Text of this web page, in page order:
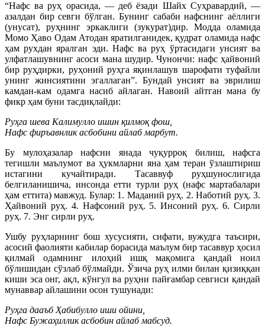
“Нафс ва руҳ орасида, — деб ёзади Шайх Суҳравардий, —
азалдан бир севги бўлган. Бунинг сабаби нафснинг аёллиги
(унусат), руҳнинг эркаклиги (зукурат)дир. Модда оламида
Момо Ҳаво Одам Атодан яратилганидек, қудрат оламида нафс
ҳам рухдан яралган эди. Нафс ва руҳ ўртасидаги унсият ва
улфатлашувнинг асоси мана шудир. Чунончи: нафс ҳайвоний
бир руҳдирки, руҳоний руҳга яқинлашув шарофати туфайли
унинг жинсиятини эгаллаган”. Бундай унсият ва эврилиш
камдан-кам одамга насиб айлаган. Навоий айтган мана бу
фикр ҳам буни тасдиқлайди:
Руҳга шева Калимулло ишин қилмоқ фош,
Нафс фиръавнлик асбобини айлаб марбут.
Бу мулоҳазалар нафсни янада чуқурроқ билиш, нафсга
тегишли маълумот ва ҳукмларни яна ҳам теран ўзлаштириш
истагини кучайтиради. Тасаввуф руҳшунослигида
белгиланишича, инсонда етти турли руҳ (нафс мартабалари
ҳам еттита) мавжуд. Булар: 1. Маданий руҳ. 2. Наботий руҳ. 3.
Ҳайвоний руҳ. 4. Нафсоний руҳ. 5. Инсоний руҳ. 6. Сирли
руҳ. 7. Энг сирли руҳ.
Ушбу руҳларнинг бош хусусияти, сифати, вужудга таъсири,
асосий фаолияти кабилар борасида маълум бир тасаввур ҳосил
қилмай одамнинг илоҳий ишқ мақомига қандай ноил
бўлишидан сўзлаб бўлмайди. Ўзича руҳ илми билан қизиққан
киши эса онг, ақл, кўнгул ва руҳни пайғамбар севгиси қандай
мунаввар айлашини осон тушунади:
Руҳга дааъб Ҳабибулло иши ойини,
Нафс Бужаҳиллик асбобин айлаб мабсуд.